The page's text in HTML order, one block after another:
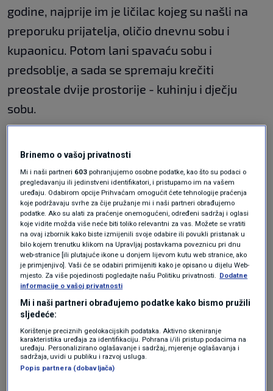
godine, najprije im je ličilac kojeg su našli na
preporuku prijatelja, oličio dnevnu sobu i
kupaonicu. Potom lani spavaću sobu i
predsoblje, a sada se spremaju krečiti
preostale dvije prostorije - kuhinju i dječju
sobu.
Ne računajte da će biti jeftin, a ni brz
U četiri godine 150 posto
skuplje
"Lani kad smo krečili spavaću sobu i predsoblje
nismo uspjeli ranije naći čovjeka da nam to
odradi, nego tek u studenome kada je već bilo
hladno i vlažno. Zidovi su se sporije sušili i
dosta se osjetio miris boje. Sada smo ranije
krenuli u potragu, našli majstora i dogovorili
Brinemo o vašoj privatnosti
Mi i naši partneri 603 pohranjujemo osobne podatke, kao što su podaci o
pregledavanju ili jedinstveni identifikatori, i pristupamo im na vašem
uređaju. Odabirom opcije Prihvaćam omogućit ćete tehnologije praćenja
koje podržavaju svrhe za čije pružanje mi i naši partneri obrađujemo
podatke. Ako su alati za praćenje onemogućeni, određeni sadržaj i oglasi
koje vidite možda više neće biti toliko relevantni za vas. Možete se vratiti
na ovaj izbornik kako biste izmijenili svoje odabire ili povukli pristanak u
bilo kojem trenutku klikom na Upravljaj postavkama poveznicu pri dnu
web-stranice [ili plutajuće ikone u donjem lijevom kutu web stranice, ako
je primjenjivo]. Vaši će se odabiri primijeniti kako je opisano u dijelu Web-
mjesto. Za više pojedinosti pogledajte našu Politiku privatnosti. Dodatne
informacije o vašoj privatnosti
Mi i naši partneri obrađujemo podatke kako bismo pružili
sljedeće:
Korištenje preciznih geolokacijskih podataka. Aktivno skeniranje
karakteristika uređaja za identifikaciju. Pohrana i/ili pristup podacima na
uređaju. Personalizirano oglašavanje i sadržaj, mjerenje oglašavanja i
sadržaja, uvidi u publiku i razvoj usluga.
Popis partnera (dobavljača)